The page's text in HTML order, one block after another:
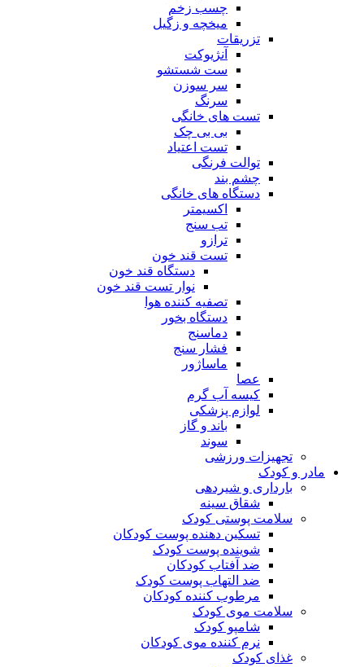
چسب زخم
میخچه و زگیل
تزریقات
آنژیوکت
ست شستشو
سر سوزن
سرنگ
تست های خانگی
بی بی چک
تست اعتیاد
توالت فرنگی
چشم بند
دستگاه های خانگی
اکسیمتر
تب سنج
ترازو
تست قند خون
دستگاه قند خون
نوار تست قند خون
تصفیه کننده هوا
دستگاه بخور
دماسنج
فشار سنج
ماساژور
عصا
کیسه آب گرم
لوازم پزشکی
باند و گاز
سوند
تجهیزات ورزشی
مادر و کودک
بارداری و شیردهی
شقاق سینه
سلامت پوستی کودک
تسکین دهنده پوست کودکان
شوینده پوست کودک
ضد آفتاب کودکان
ضد التهاب پوست کودک
مرطوب کننده کودکان
سلامت موی کودک
شامپو کودک
نرم کننده موی کودکان
غذای کودک